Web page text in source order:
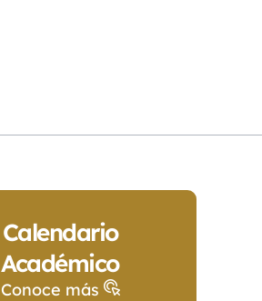
Calendario
Académico
Conoce más